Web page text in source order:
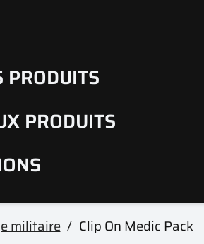
PRODUITS
PRODUITS
militaire Clip On Medic Pack